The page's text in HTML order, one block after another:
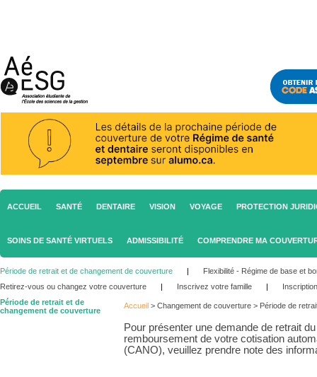
ACCUEIL SANTÉ DENTAIRE VISION VOYAGE PROTECTION
SOINS DE SANTÉ VIRTUELS ADMISSIBILITÉ COMPRENDRE MA
Période de retrait et de changement de couverture |
Flexibilité - Régime de base et
Retirez-vous ou changez votre couverture
| Inscrivez votre famille |
Période de retrait et de
changement de couverture
Accueil > Changement de couverture > Période de
Pour présenter une demande de retrait
remboursement de votre cotisation
(CANO), veuillez prendre note des